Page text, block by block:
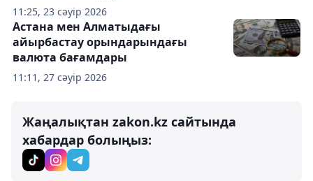
11:25, 23 сәуір 2026
11:11, 27 сәуір 2026
Астана мен Алматыдағы
айырбастау орындарындағы
валюта бағамдары
Жаңалықтан zakon.kz сайтында
хабардар болыңыз: